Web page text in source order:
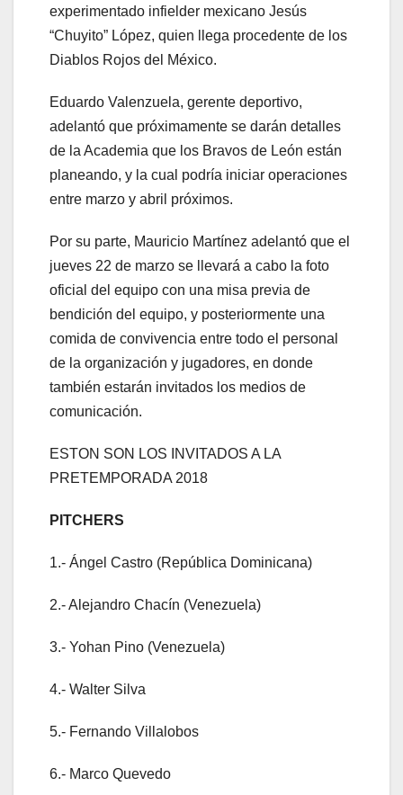
experimentado infielder mexicano Jesús
“Chuyito” López, quien llega procedente de los
Diablos Rojos del México.
Eduardo Valenzuela, gerente deportivo,
adelantó que próximamente se darán detalles
de la Academia que los Bravos de León están
planeando, y la cual podría iniciar operaciones
entre marzo y abril próximos.
Por su parte, Mauricio Martínez adelantó que el
jueves 22 de marzo se llevará a cabo la foto
oficial del equipo con una misa previa de
bendición del equipo, y posteriormente una
comida de convivencia entre todo el personal
de la organización y jugadores, en donde
también estarán invitados los medios de
comunicación.
ESTON SON LOS INVITADOS A LA
PRETEMPORADA 2018
PITCHERS
1.- Ángel Castro (República Dominicana)
2.- Alejandro Chacín (Venezuela)
3.- Yohan Pino (Venezuela)
4.- Walter Silva
5.- Fernando Villalobos
6.- Marco Quevedo